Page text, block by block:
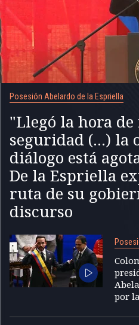
Posesión Abelardo de la Espriella
"Llegó la hora
seguridad (...) la
diálogo está
De la Espriella
ruta de su
discurso
por